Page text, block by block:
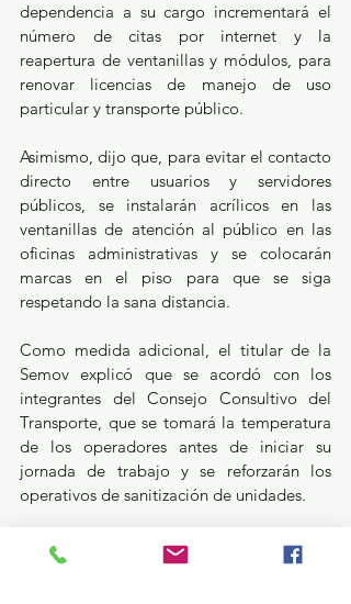
dependencia a su cargo incrementará el
número de citas por internet y la
reapertura de ventanillas y módulos, para
renovar licencias de manejo de uso
particular y transporte público.
Asimismo, dijo que, para evitar el contacto
directo entre usuarios y servidores
públicos, se instalarán acrílicos en las
ventanillas de atención al público en las
oficinas administrativas y se colocarán
marcas en el piso para que se siga
respetando la sana distancia.
Como medida adicional, el titular de la
Semov explicó que se acordó con los
integrantes del Consejo Consultivo del
Transporte, que se tomará la temperatura
de los operadores antes de iniciar su
jornada de trabajo y se reforzarán los
operativos de sanitización de unidades.